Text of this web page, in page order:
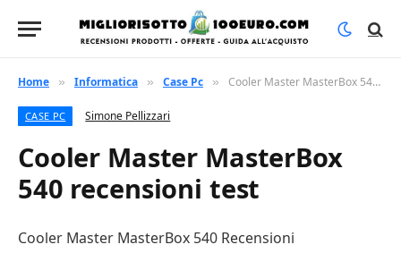
Home » Informatica » Case Pc » Cooler Master MasterBox 540 recensioni test
CASE PC Simone Pellizzari
Cooler Master MasterBox
540 recensioni test
Cooler Master MasterBox 540 Recensioni